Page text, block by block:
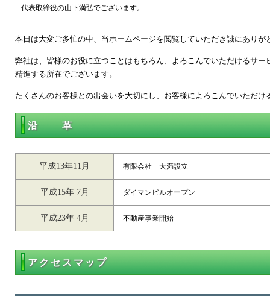
代表取締役の山下満弘でございます。
本日は大変ご多忙の中、当ホームページを閲覧していただき誠にありが
弊社は、皆様のお役に立つことはもちろん、よろこんでいただけるサ
精進する所在でございます。
たくさんのお客様との出会いを大切にし、お客様によろこんでいただ
沿 革
平成13年11月 有限会社 大満設立
平成15年 7月 ダイマンビルオープン
平成23年 4月 不動産事業開始
アクセスマップ